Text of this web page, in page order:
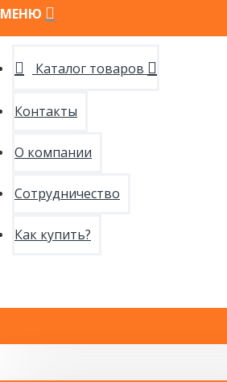
МЕНЮ
Каталог товаров
Контакты
О компании
Сотрудничество
Как купить?